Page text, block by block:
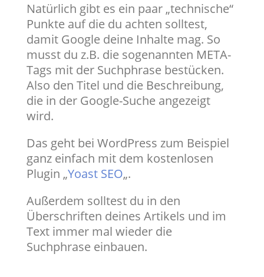
Natürlich gibt es ein paar „technische“
Punkte auf die du achten solltest,
damit Google deine Inhalte mag. So
musst du z.B. die sogenannten META-
Tags mit der Suchphrase bestücken.
Also den Titel und die Beschreibung,
die in der Google-Suche angezeigt
wird.
Das geht bei WordPress zum Beispiel
ganz einfach mit dem kostenlosen
Plugin „Yoast SEO„.
Außerdem solltest du in den
Überschriften deines Artikels und im
Text immer mal wieder die
Suchphrase einbauen.